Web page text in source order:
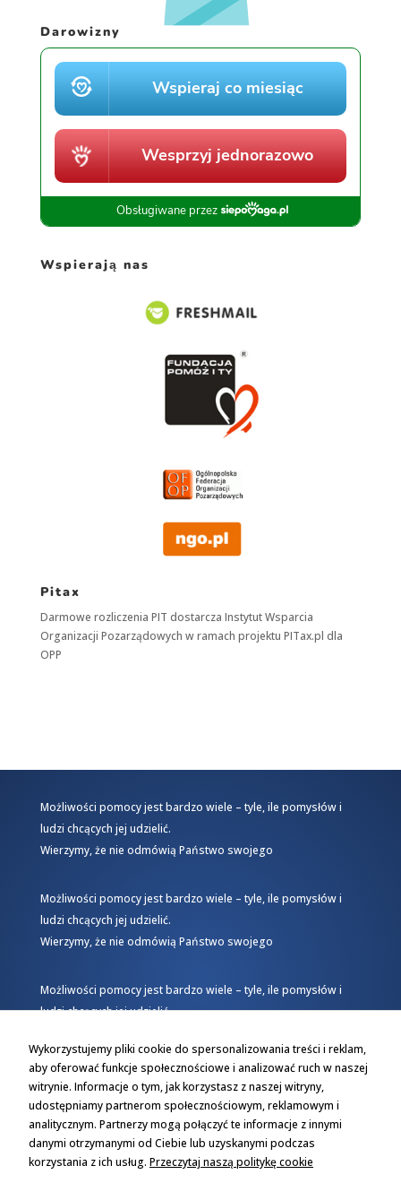
Darowizny
Wspierają nas
Pitax
Darmowe rozliczenia PIT dostarcza Instytut Wsparcia
Organizacji Pozarządowych w ramach projektu PITax.pl dla
OPP
Możliwości pomocy jest bardzo wiele – tyle, ile pomysłów i
ludzi chcących jej udzielić.
Wierzymy, że nie odmówią Państwo swojego
Możliwości pomocy jest bardzo wiele – tyle, ile pomysłów i
ludzi chcących jej udzielić.
Wierzymy, że nie odmówią Państwo swojego
Możliwości pomocy jest bardzo wiele – tyle, ile pomysłów i
ludzi chcących jej udzielić.
Wykorzystujemy pliki cookie do spersonalizowania treści i reklam,
aby oferować funkcje społecznościowe i analizować ruch w naszej
witrynie. Informacje o tym, jak korzystasz z naszej witryny,
udostępniamy partnerom społecznościowym, reklamowym i
analitycznym. Partnerzy mogą połączyć te informacje z innymi
danymi otrzymanymi od Ciebie lub uzyskanymi podczas
korzystania z ich usług. Przeczytaj naszą politykę cookie